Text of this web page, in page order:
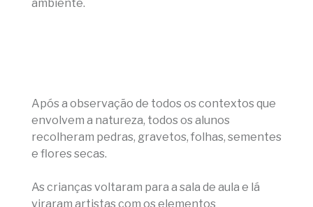
ambiente.
Após a observação de todos os contextos que
envolvem a natureza, todos os alunos
recolheram pedras, gravetos, folhas, sementes
e flores secas.
As crianças voltaram para a sala de aula e lá
viraram artistas com os elementos